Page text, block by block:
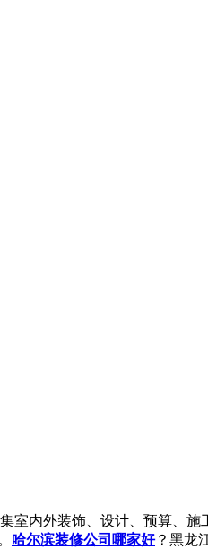
室内外装饰、设计、预算、施
哈尔滨装修公司哪家好？黑龙